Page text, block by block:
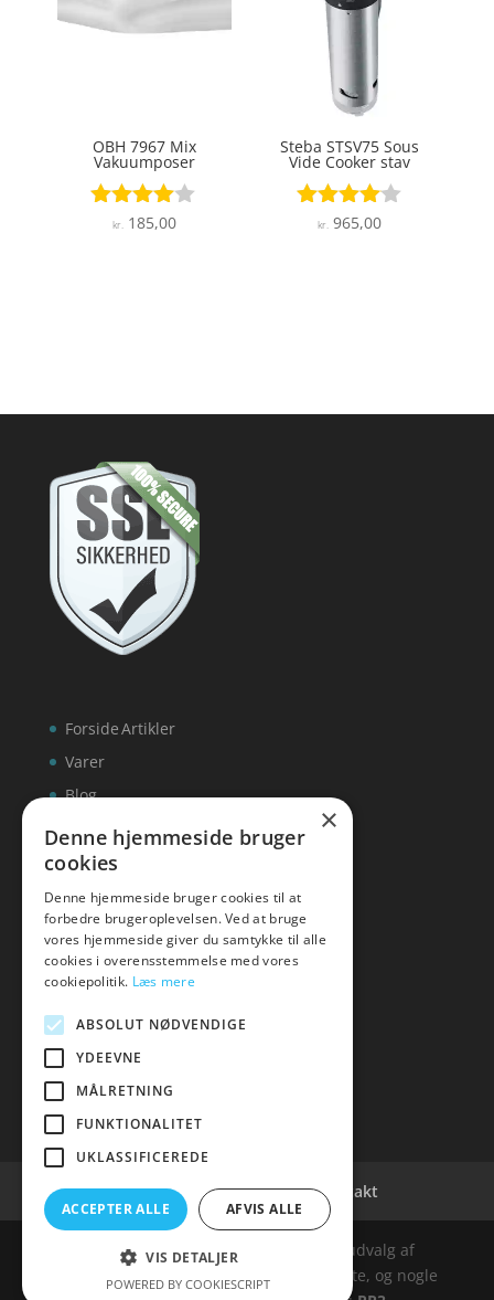
OBH 7967 Mix
Vakuumposer
Vurderet
kr. 185,00
Steba STSV75 Sous
Vide Cooker stav
Vurderet
kr. 965,00
Forside
Varer
Blog
Kontakt
Artikler
hvidevaremagasinet
Tlf: 7876 8672
Mail:
Cookie- og privatlivspolitik Kontakt
Denne hjemmeside samler et bredt udvalg af
spændende varer. Siden er et affiiliatesite, og nogle
×
Denne hjemmeside bruger
cookies
Denne hjemmeside bruger cookies til at
forbedre brugeroplevelsen. Ved at bruge
vores hjemmeside giver du samtykke til alle
cookies i overensstemmelse med vores
cookiepolitik. Læs mere
ABSOLUT NØDVENDIGE
YDEEVNE
MÅLRETNING
FUNKTIONALITET
UKLASSIFICEREDE
ACCEPTER ALLE AFVIS ALLE
VIS DETALJER
POWERED BY COOKIESCRIPT